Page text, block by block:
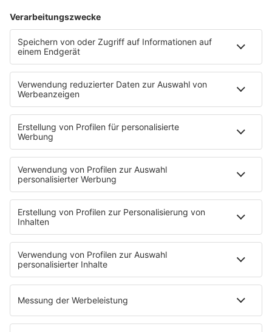
STARTSEITE
SERVICE
Kontakt
Newsletter
Jobs & Praktika
Pressekontakt
Presse & Downloads
Verkehr
Wetter
EMPFANG
Übersicht
radio.de